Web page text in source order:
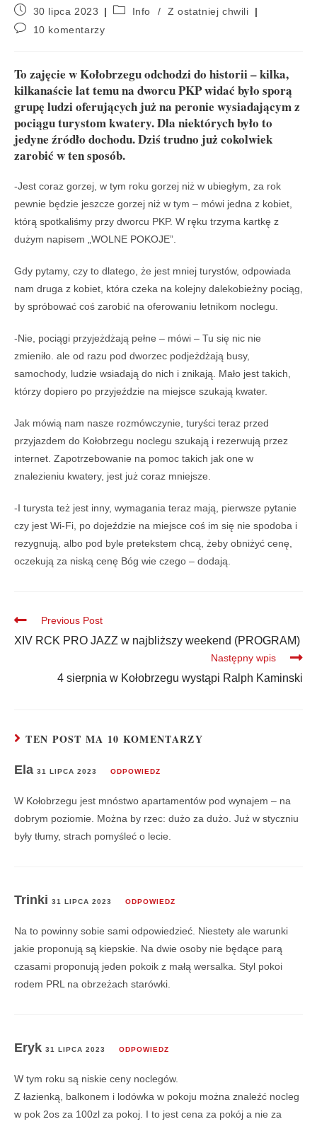
30 lipca 2023 Info /
Z ostatniej chwili
10 komentarzy
To zajęcie w Kołobrzegu odchodzi do historii – kilka,
kilkanaście lat temu na dworcu PKP widać było sporą
grupę ludzi oferujących już na peronie wysiadającym z
pociągu turystom kwatery. Dla niektórych było to
jedyne źródło dochodu. Dziś trudno już cokolwiek
zarobić w ten sposób.
-Jest coraz gorzej, w tym roku gorzej niż w ubiegłym, za rok
pewnie będzie jeszcze gorzej niż w tym – mówi jedna z kobiet,
którą spotkaliśmy przy dworcu PKP. W ręku trzyma kartkę z
dużym napisem „WOLNE POKOJE”.
Gdy pytamy, czy to dlatego, że jest mniej turystów, odpowiada
nam druga z kobiet, która czeka na kolejny dalekobieżny pociąg,
by spróbować coś zarobić na oferowaniu letnikom noclegu.
-Nie, pociągi przyjeżdżają pełne – mówi – Tu się nic nie
zmieniło. ale od razu pod dworzec podjeżdżają busy,
samochody, ludzie wsiadają do nich i znikają. Mało jest takich,
którzy dopiero po przyjeździe na miejsce szukają kwater.
Jak mówią nam nasze rozmówczynie, turyści teraz przed
przyjazdem do Kołobrzegu noclegu szukają i rezerwują przez
internet. Zapotrzebowanie na pomoc takich jak one w
znalezieniu kwatery, jest już coraz mniejsze.
-I turysta też jest inny, wymagania teraz mają, pierwsze pytanie
czy jest Wi-Fi, po dojeździe na miejsce coś im się nie spodoba i
rezygnują, albo pod byle pretekstem chcą, żeby obniżyć cenę,
oczekują za niską cenę Bóg wie czego – dodają.
Previous Post
XIV RCK PRO JAZZ w najbliższy weekend (PROGRAM)
Następny wpis
4 sierpnia w Kołobrzegu wystąpi Ralph Kaminski
TEN POST MA 10 KOMENTARZY
Ela 31 LIPCA 2023 ODPOWIEDZ
W Kołobrzegu jest mnóstwo apartamentów pod wynajem – na
dobrym poziomie. Można by rzec: dużo za dużo. Już w styczniu
były tłumy, strach pomyśleć o lecie.
Trinki 31 LIPCA 2023 ODPOWIEDZ
Na to powinny sobie sami odpowiedzieć. Niestety ale warunki
jakie proponują są kiepskie. Na dwie osoby nie będące parą
czasami proponują jeden pokoik z małą wersalka. Styl pokoi
rodem PRL na obrzeżach starówki.
Eryk 31 LIPCA 2023 ODPOWIEDZ
W tym roku są niskie ceny noclegów.
Z łazienką, balkonem i lodówka w pokoju można znaleźć nocleg
w pok 2os za 100zl za pokoj. I to jest cena za pokój a nie za